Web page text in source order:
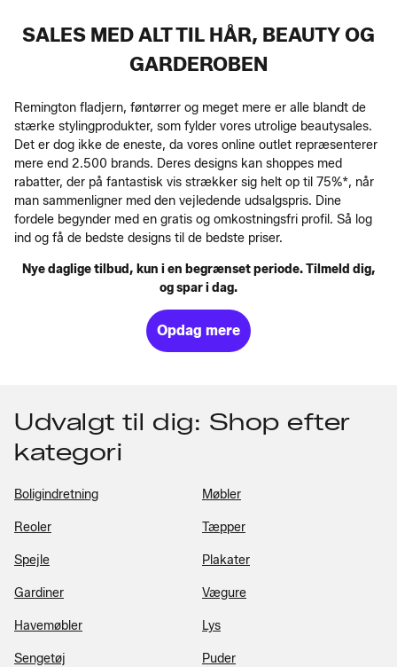
SALES MED ALT TIL HÅR, BEAUTY OG
GARDEROBEN
Remington fladjern, føntørrer og meget mere er alle blandt de
stærke stylingprodukter, som fylder vores utrolige beautysales.
Det er dog ikke de eneste, da vores online outlet repræsenterer
mere end 2.500 brands. Deres designs kan shoppes med
rabatter, der på fantastisk vis strækker sig helt op til 75%*, når
man sammenligner med den vejledende udsalgspris. Dine
fordele begynder med en gratis og omkostningsfri profil. Så log
ind og få de bedste designs til de bedste priser.
Nye daglige tilbud, kun i en begrænset periode. Tilmeld dig,
og spar i dag.
Opdag mere
Udvalgt til dig: Shop efter
kategori
Boligindretning Møbler
Reoler Tæpper
Spejle Plakater
Gardiner Vægure
Havemøbler Lys
Sengetøj Puder